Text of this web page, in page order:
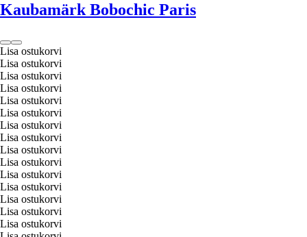
Kaubamärk Bobochic Paris
Lisa ostukorvi
Lisa ostukorvi
Lisa ostukorvi
Lisa ostukorvi
Lisa ostukorvi
Lisa ostukorvi
Lisa ostukorvi
Lisa ostukorvi
Lisa ostukorvi
Lisa ostukorvi
Lisa ostukorvi
Lisa ostukorvi
Lisa ostukorvi
Lisa ostukorvi
Lisa ostukorvi